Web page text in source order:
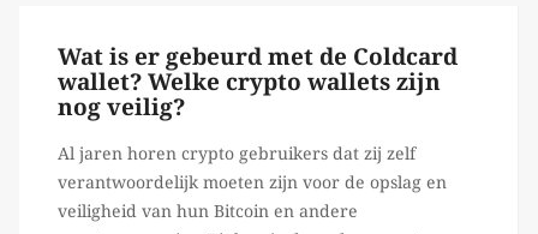
Wat is er gebeurd met de Coldcard
wallet? Welke crypto wallets zijn
nog veilig?
Al jaren horen crypto gebruikers dat zij zelf
verantwoordelijk moeten zijn voor de opslag en
veiligheid van hun Bitcoin en andere